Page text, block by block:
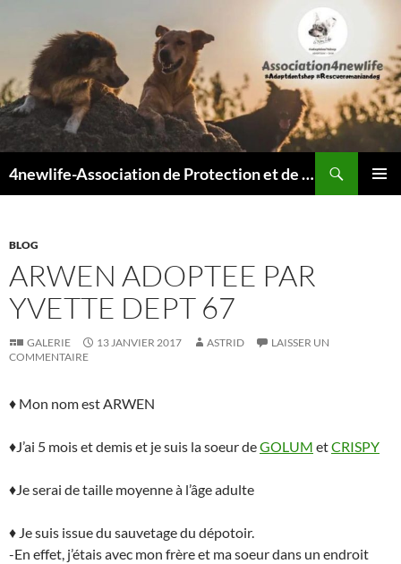
4newlife-Association de Protection et de défense animale. Loi de 1908
BLOG
ARWEN ADOPTEE PAR
YVETTE DEPT 67
GALERIE 13 JANVIER 2017 ASTRID
LAISSER UN
COMMENTAIRE
♦ Mon nom est ARWEN
♦J’ai 5 mois et demis et je suis la soeur deGOLUM etCRISPY
♦Je serai de taille moyenne à l’âge adulte
♦ Je suis issue du sauvetage du dépotoir.
-En effet, j’étais avec mon frère et ma soeur dans un endroit